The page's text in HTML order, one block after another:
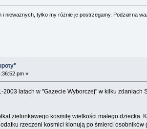
nieważnych, tylko my różnie je postrzegamy. Podział na
pm »
latach w "Gazecie Wyborczej" w kilku zdaniach
zielonkawego kosmitę wielkości małego
rzeczeni kosmici klonują po śmierci